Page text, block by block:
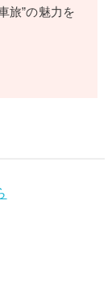
旅”の魅力を